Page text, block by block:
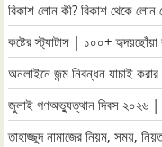
বিকাশ লোন কী? বিকাশ থেকে লোন
কষ্টের স্ট্যাটাস | ১০০+
অনলাইনে জন্ম নিবন্ধন যাচাই
জুলাই গণঅভ্যুত্থান দিবস ২০২৬ |
তাহাজ্জুদ নামাজের নিয়ম, সময়,